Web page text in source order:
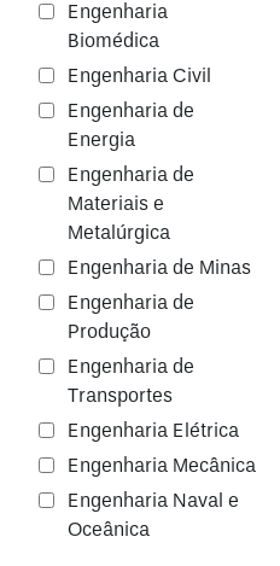
Engenharia
Biomédica
Engenharia Civil
Engenharia de
Energia
Engenharia de
Materiais e
Metalúrgica
Engenharia de Minas
Engenharia de
Produção
Engenharia de
Transportes
Engenharia Elétrica
Engenharia Mecânica
Engenharia Naval e
Oceânica